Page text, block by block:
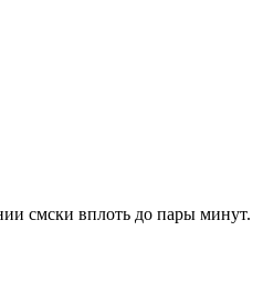
смски вплоть до пары минут.